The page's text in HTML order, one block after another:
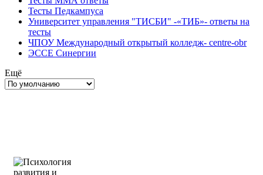
Тесты Педкампуса
Университет управления "ТИСБИ" -«ТИБ»- ответы на
тесты
ЧПОУ Международный открытый колледж- centre-obr
ЭССЕ Синергии
Ещё